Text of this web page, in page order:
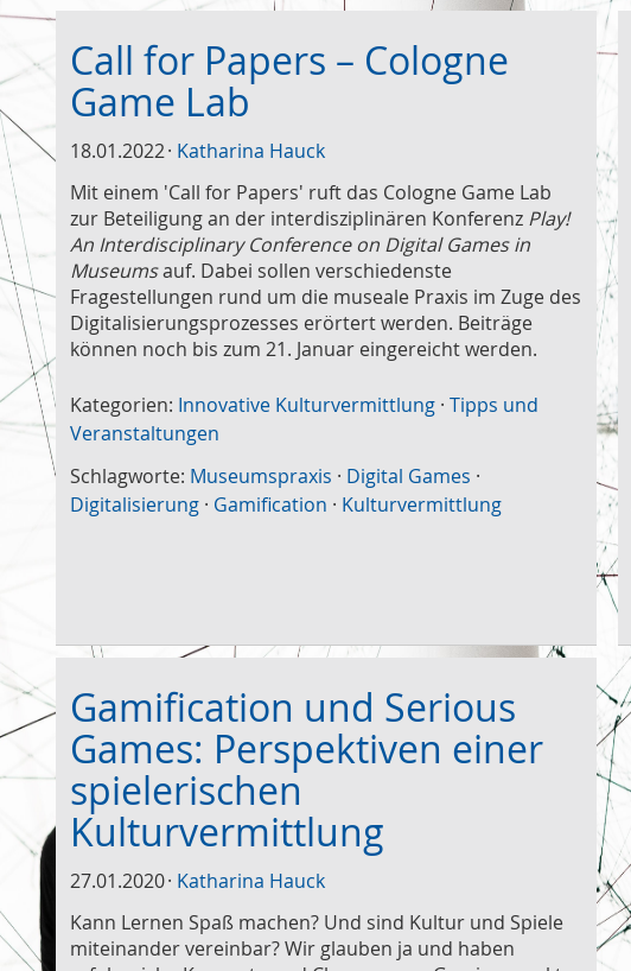
Call for Papers – Cologne
Game Lab
18.01.2022 Katharina Hauck
Mit einem 'Call for Papers' ruft das Cologne Game Lab
zur Beteiligung an der interdisziplinären Konferenz Play!
An Interdisciplinary Conference on Digital Games in
Museumsauf. Dabei sollen verschiedenste
Fragestellungen rund um die museale Praxis im Zuge des
Digitalisierungsprozesses erörtert werden. Beiträge
können noch bis zum 21. Januar eingereicht werden.
Kategorien: Innovative Kulturvermittlung · Tipps und
Veranstaltungen
Schlagworte: Museumspraxis · Digital Games ·
Digitalisierung · Gamification · Kulturvermittlung
Gamification und Serious
Games: Perspektiven einer
spielerischen
Kulturvermittlung
27.01.2020 Katharina Hauck
Kann Lernen Spaß machen? Und sind Kultur und Spiele
miteinander vereinbar? Wir glauben ja und haben